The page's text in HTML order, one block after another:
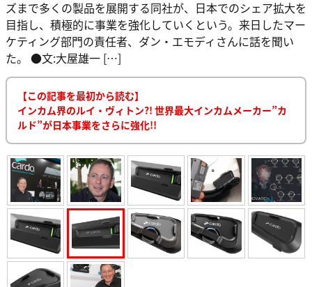
ズまで多くの製品を展開する同社が、日本でのシェア拡大を
目指し、積極的に事業を強化していくという。来日したマー
ケティング部門の責任者、ダン・エモディさんに話を聞い
た。 ●文:大屋雄一 […]
【この記事を最初から読む】
インカム界のルイ・ヴィトン?! 世界最大インカムメーカー”カ
ルド”が日本事業をさらに強化!!